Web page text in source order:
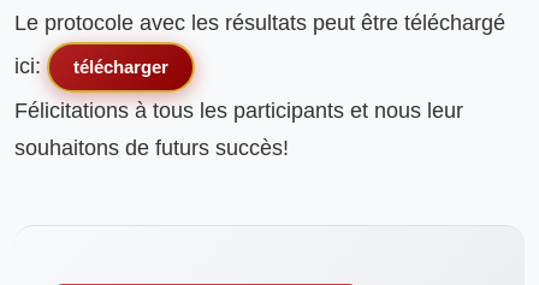
Le protocole avec les résultats peut être téléchargé
ici:
télécharger
Félicitations à tous les participants et nous leur
souhaitons de futurs succès!